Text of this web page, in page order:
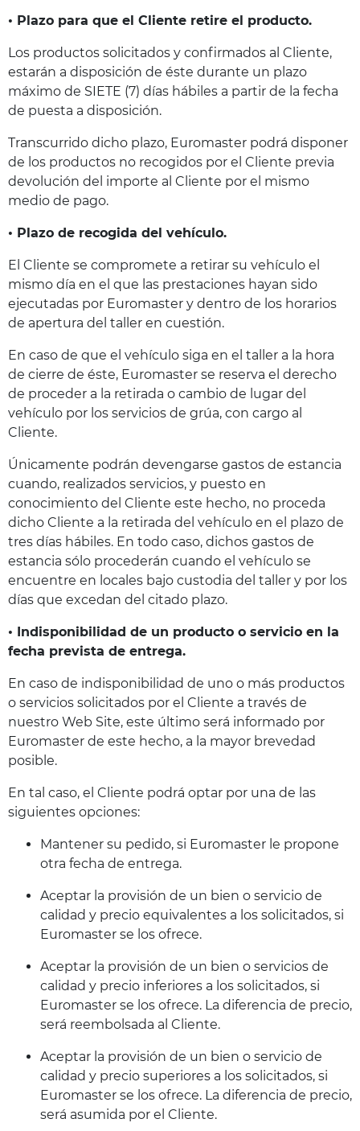
• Plazo para que el Cliente retire el producto.
Los productos solicitados y confirmados al Cliente,
estarán a disposición de éste durante un plazo
máximo de SIETE (7) días hábiles a partir de la fecha
de puesta a disposición.
Transcurrido dicho plazo, Euromaster podrá disponer
de los productos no recogidos por el Cliente previa
devolución del importe al Cliente por el mismo
medio de pago.
• Plazo de recogida del vehículo.
El Cliente se compromete a retirar su vehículo el
mismo día en el que las prestaciones hayan sido
ejecutadas por Euromaster y dentro de los horarios
de apertura del taller en cuestión.
En caso de que el vehículo siga en el taller a la hora
de cierre de éste, Euromaster se reserva el derecho
de proceder a la retirada o cambio de lugar del
vehículo por los servicios de grúa, con cargo al
Cliente.
Únicamente podrán devengarse gastos de estancia
cuando, realizados servicios, y puesto en
conocimiento del Cliente este hecho, no proceda
dicho Cliente a la retirada del vehículo en el plazo de
tres días hábiles. En todo caso, dichos gastos de
estancia sólo procederán cuando el vehículo se
encuentre en locales bajo custodia del taller y por los
días que excedan del citado plazo.
• Indisponibilidad de un producto o servicio en la
fecha prevista de entrega.
En caso de indisponibilidad de uno o más productos
o servicios solicitados por el Cliente a través de
nuestro Web Site, este último será informado por
Euromaster de este hecho, a la mayor brevedad
posible.
En tal caso, el Cliente podrá optar por una de las
siguientes opciones:
Mantener su pedido, si Euromaster le propone
otra fecha de entrega.
Aceptar la provisión de un bien o servicio de
calidad y precio equivalentes a los solicitados, si
Euromaster se los ofrece.
Aceptar la provisión de un bien o servicios de
calidad y precio inferiores a los solicitados, si
Euromaster se los ofrece. La diferencia de precio,
será reembolsada al Cliente.
Aceptar la provisión de un bien o servicio de
calidad y precio superiores a los solicitados, si
Euromaster se los ofrece. La diferencia de precio,
será asumida por el Cliente.